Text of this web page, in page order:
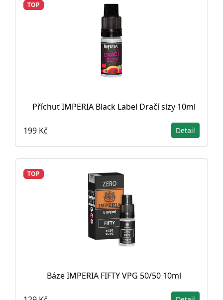
TOP
Příchuť IMPERIA Black Label Dračí slzy 10ml
199 Kč Detail
TOP
Báze IMPERIA FIFTY VPG 50/50 10ml